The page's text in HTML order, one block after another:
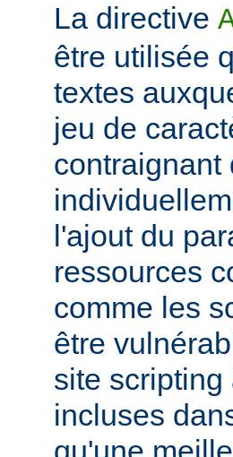
La directive
être utilisée
textes
jeu de
contraignant
l'ajout du
ressources
comme les
être
site
incluses